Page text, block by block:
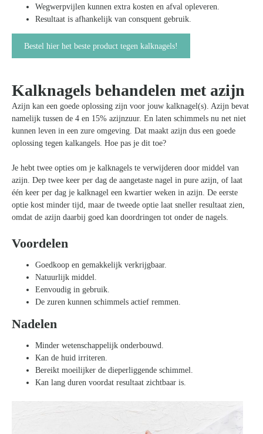
Wegwerpvijlen kunnen extra kosten en afval opleveren.
Resultaat is afhankelijk van consquent gebruik.
Bestel hier het beste product tegen kalknagels!
Kalknagels behandelen met azijn
Azijn kan een goede oplossing zijn voor jouw kalknagel(s). Azijn bevat
namelijk tussen de 4 en 15% azijnzuur. En laten schimmels nu net niet
kunnen leven in een zure omgeving. Dat maakt azijn dus een goede
oplossing tegen kalkangels. Hoe pas je dit toe?
Je hebt twee opties om je kalknagels te verwijderen door middel van
azijn. Dep twee keer per dag de aangetaste nagel in pure azijn, of laat
één keer per dag je kalknagel een kwartier weken in azijn. De eerste
optie kost minder tijd, maar de tweede optie laat sneller resultaat zien,
omdat de azijn daarbij goed kan doordringen tot onder de nagels.
Voordelen
Goedkoop en gemakkelijk verkrijgbaar.
Natuurlijk middel.
Eenvoudig in gebruik.
De zuren kunnen schimmels actief remmen.
Nadelen
Minder wetenschappelijk onderbouwd.
Kan de huid irriteren.
Bereikt moeilijker de dieperliggende schimmel.
Kan lang duren voordat resultaat zichtbaar is.